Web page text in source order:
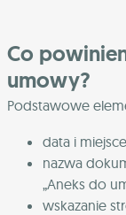
Co
umowy?
Podstawowe
data i
nazwa
„Aneks do
wskazanie